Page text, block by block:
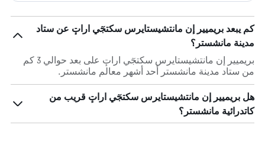
كم يبعد بريميير إن مانتشيستايرس سكتجٓي اراتٕ عن ستاد
مدينة مانشستر؟
بريميير إن مانتشيستايرس سكتجٓي اراتٕ على بعد حوالي 3 كم
من ستاد مدينة مانشستر أحد أشهر معالم مانشستر.
هل بريميير إن مانتشيستايرس سكتجٓي اراتٕ قريب من
كاتدرائية مانشستر؟